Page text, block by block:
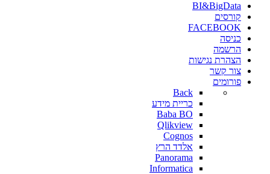
BI&BigData
קורסים
FACEBOOK
כניסה
הרשמה
הצהרת נגישות
צור קשר
פורומים
Back
כריית מידע
Baba BO
Qlikview
Cognos
אלדד הרץ
Panorama
Informatica